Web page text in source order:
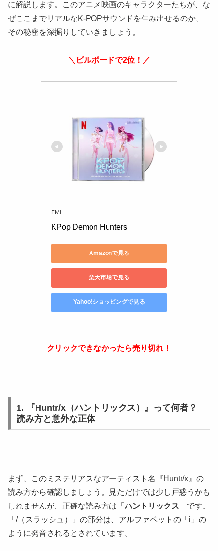
に解説します。このアニメ映画のキャラクターたちが、な
ぜここまでリアルなK-POPサウンドを生み出せるのか、
その秘密を深掘りしていきましょう。
＼ビルボードで2位！／
EMI
KPop Demon Hunters
Amazonで見る
楽天市場で見る
Yahoo!ショッピングで見る
クリックできなかったら売り切れ！
1. 『Huntr/x（ハントリックス）』って何者？
読み方と意外な正体
まず、このミステリアスなアーティスト名『Huntr/x』の
読み方から確認しましょう。見ただけでは少し戸惑うかも
しれませんが、正確な読み方は「ハントリックス 」です。
「/（スラッシュ）」の部分は、アルファベットの「i」の
ように発音されるとされています。